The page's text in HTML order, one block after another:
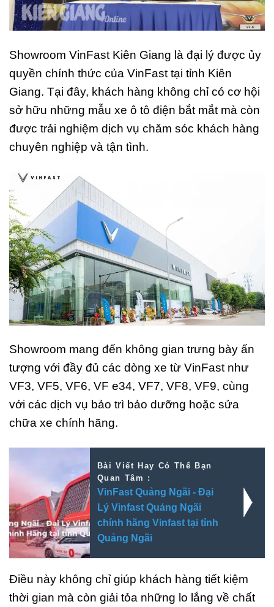
Showroom VinFast Kiên Giang là đại lý được ủy
quyền chính thức của VinFast tại tỉnh Kiên
Giang. Tại đây, khách hàng không chỉ có cơ hội
sở hữu những mẫu xe ô tô điện bắt mắt mà còn
được trải nghiệm dịch vụ chăm sóc khách hàng
chuyên nghiệp và tận tình.
Showroom mang đến không gian trưng bày ấn
tượng với đầy đủ các dòng xe từ VinFast như
VF3, VF5, VF6, VF e34, VF7, VF8, VF9, cùng
với các dịch vụ bảo trì bảo dưỡng hoặc sửa
chữa xe chính hãng.
Bài Viết Hay Có Thể Bạn
Quan Tâm :
VinFast Quảng Ngãi - Đại
Lý Vinfast Quảng Ngãi
chính hãng Vinfast tại tỉnh
Quảng Ngãi
Điều này không chỉ giúp khách hàng tiết kiệm
thời gian mà còn giải tỏa những lo lắng về chất